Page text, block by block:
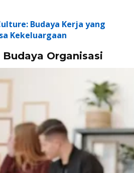
Budaya Kerja yang
Kekeluargaan
Organisasi